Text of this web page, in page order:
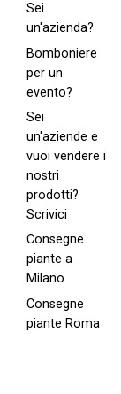
Sei
un'azienda?
Bomboniere
per un
evento?
Sei
un'aziende e
vuoi vendere i
nostri
prodotti?
Scrivici
Consegne
piante a
Milano
Consegne
piante Roma